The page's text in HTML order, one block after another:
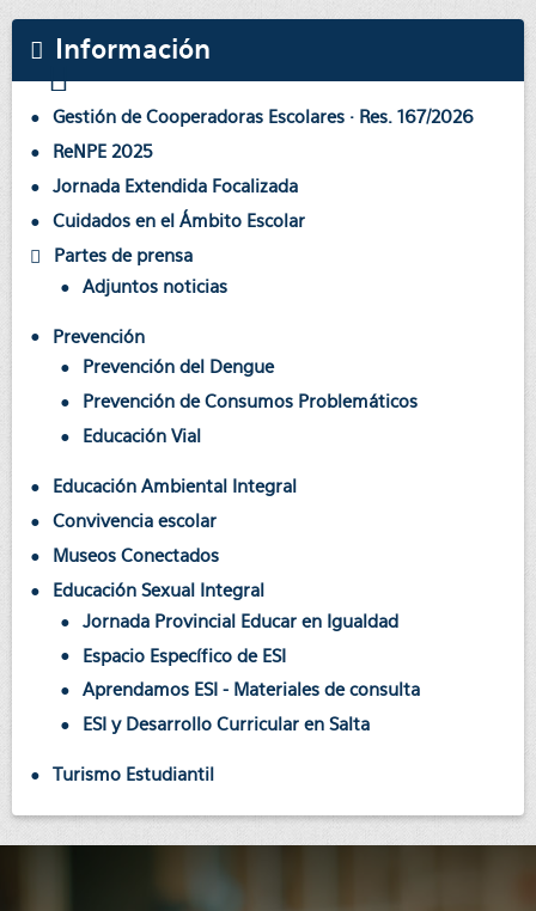
Información
Gestión de Cooperadoras Escolares · Res. 167/2026
ReNPE 2025
Jornada Extendida Focalizada
Cuidados en el Ámbito Escolar
Partes de prensa
Adjuntos noticias
Prevención
Prevención del Dengue
Prevención de Consumos Problemáticos
Educación Vial
Educación Ambiental Integral
Convivencia escolar
Museos Conectados
Educación Sexual Integral
Jornada Provincial Educar en Igualdad
Espacio Específico de ESI
Aprendamos ESI - Materiales de consulta
ESI y Desarrollo Curricular en Salta
Turismo Estudiantil